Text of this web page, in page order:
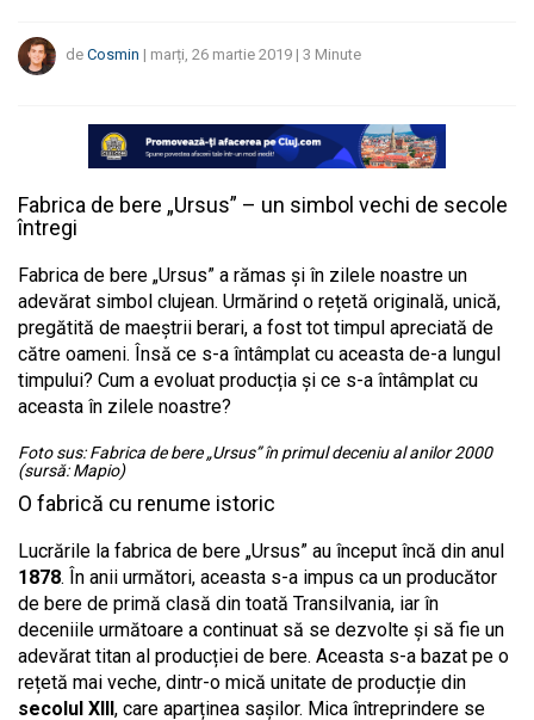
de Cosmin | marți, 26 martie 2019 | 3 Minute
Fabrica de bere „Ursus” – un simbol vechi de secole
întregi
Fabrica de bere „Ursus” a rămas și în zilele noastre un
adevărat simbol clujean. Urmărind o rețetă originală, unică,
pregătită de maeștrii berari, a fost tot timpul apreciată de
către oameni. Însă ce s-a întâmplat cu aceasta de-a lungul
timpului? Cum a evoluat producția și ce s-a întâmplat cu
aceasta în zilele noastre?
Foto sus: Fabrica de bere „Ursus” în primul deceniu al anilor 2000
(sursă: Mapio)
O fabrică cu renume istoric
Lucrările la fabrica de bere „Ursus” au început încă din anul
1878. În anii următori, aceasta s-a impus ca un producător
de bere de primă clasă din toată Transilvania, iar în
deceniile următoare a continuat să se dezvolte și să fie un
adevărat titan al producției de bere. Aceasta s-a bazat pe o
rețetă mai veche, dintr-o mică unitate de producție din
secolul XIII, care aparținea sașilor. Mica întreprindere se